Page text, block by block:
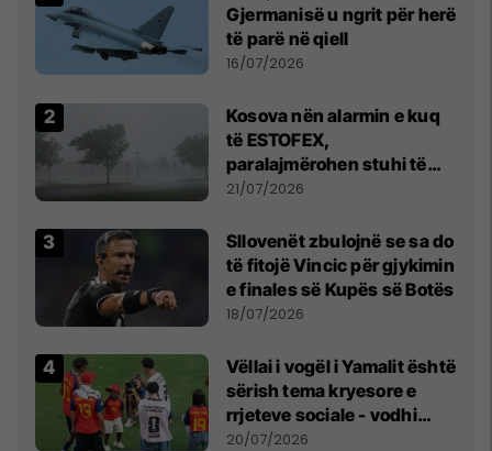
Gjermanisë u ngrit për herë
të parë në qiell
16/07/2026
Kosova nën alarmin e kuq
të ESTOFEX,
paralajmërohen stuhi të
fuqishme me breshër dhe
21/07/2026
Sllovenët zbulojnë se sa do
të fitojë Vincic për gjykimin
e finales së Kupës së Botës
18/07/2026
Vëllai i vogël i Yamalit është
sërish tema kryesore e
rrjeteve sociale - vodhi
vëmendjen pas finales së
20/07/2026